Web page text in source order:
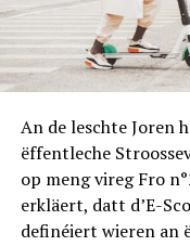
An de leschte Joren
ëffentleche
op meng vireg Fro
erkläert, datt d’E-
definéiert wieren an